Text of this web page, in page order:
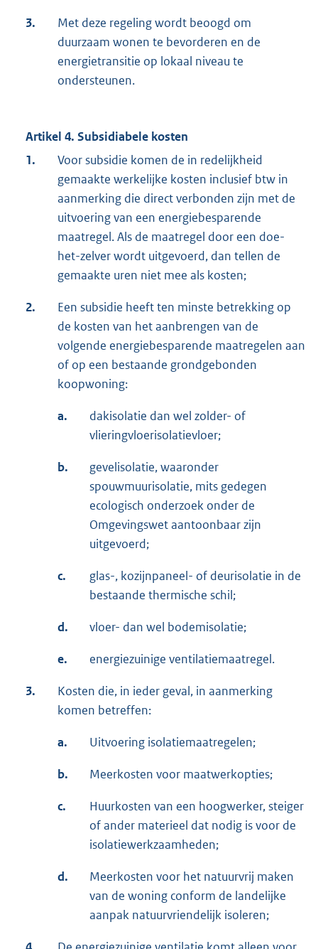
3.
Met deze regeling wordt beoogd om
duurzaam wonen te bevorderen en de
energietransitie op lokaal niveau te
ondersteunen.
Artikel 4. Subsidiabele kosten
1.
Voor subsidie komen de in redelijkheid
gemaakte werkelijke kosten inclusief btw in
aanmerking die direct verbonden zijn met de
uitvoering van een energiebesparende
maatregel. Als de maatregel door een doe-
het-zelver wordt uitgevoerd, dan tellen de
gemaakte uren niet mee als kosten;
2.
Een subsidie heeft ten minste betrekking op
de kosten van het aanbrengen van de
volgende energiebesparende maatregelen aan
of op een bestaande grondgebonden
koopwoning:
a.
dakisolatie dan wel zolder- of
vlieringvloerisolatievloer;
b.
gevelisolatie, waaronder
spouwmuurisolatie, mits gedegen
ecologisch onderzoek onder de
Omgevingswet aantoonbaar zijn
uitgevoerd;
c.
glas-, kozijnpaneel- of deurisolatie in de
bestaande thermische schil;
d. vloer- dan wel bodemisolatie;
e. energiezuinige ventilatiemaatregel.
3.
Kosten die, in ieder geval, in aanmerking
komen betreffen:
a. Uitvoering isolatiemaatregelen;
b. Meerkosten voor maatwerkopties;
c.
Huurkosten van een hoogwerker, steiger
of ander materieel dat nodig is voor de
isolatiewerkzaamheden;
d.
Meerkosten voor het natuurvrij maken
van de woning conform de landelijke
aanpak natuurvriendelijk isoleren;